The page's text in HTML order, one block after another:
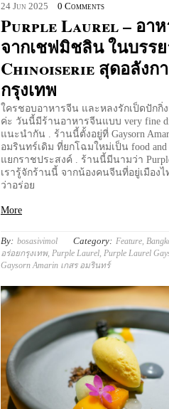
24 Jun 2025 0 Comments
Purple Laurel – อา
จากเชฟมิชลิน ในบรร
Chinoiserie สุดอลังก
กรุงเทพ
ใครชอบอาหารจีน และหลงรักเป็ดปักกิ่
ค่ะ วันนี้มีร้านอาหารจีนแบบ very fine
แนะนำกัน . ร้านนี้ตั้งอยู่ที่ Gaysorn
อมรินทร์เดิม ที่ยกโฉมใหม่เป็น food and
แยกราชประสงค์ . ร้านนี้มีนามว่า
เรารู้จักร้านนี้ จากน้องคนจีนที่อยู่เมืองไ
ว่าอร่อย
More
By: bosasivimol Category: Feature
อร่อยกรุงเทพ, Purple Laurel Purple Laurel
Gaysorn Amarin เกสร อมรินทร์